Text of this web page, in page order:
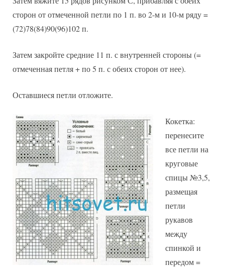
сторон от отмеченной петли по 1 п. во 2-м и 10-м ряду =
(72)78(84)90(96)102 п.
Затем закройте средние 11 п. с внутренней стороны (=
отмеченная петля + по 5 п. с обеих сторон от нее).
Оставшиеся петли отложите.
Кокетка:
перенесите
все петли на
круговые
спицы №3,5,
размещая
петли
рукавов
между
спинкой и
передом =